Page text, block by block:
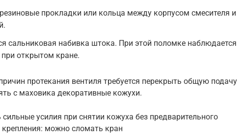
прокладки или кольца между корпусом смесителя и
сальниковая набивка штока. При этой поломке наблюдается
при открытом кране.
протекания вентиля требуется перекрыть общую подачу
с маховика декоративные кожухи.
сильные усилия при снятии кожуха без предварительного
крепления: можно сломать кран